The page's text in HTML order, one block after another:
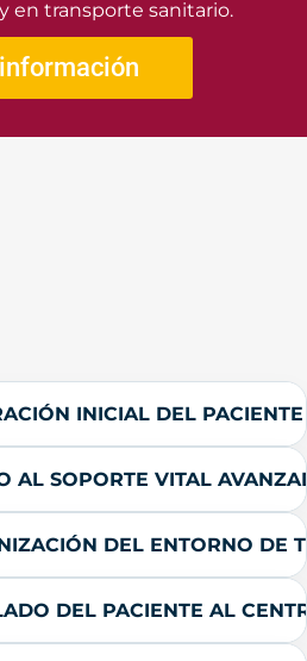
en transporte sanitario.
INICIAL DEL
AL SOPORTE VITAL
DEL ENTORNO DE
DEL PACIENTE AL